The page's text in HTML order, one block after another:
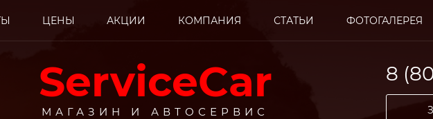
ЦЕНЫ АКЦИИ КОМПАНИЯ СТАТЬИ ФОТОГАЛЕРЕЯ
ServiceCar
МАГАЗИН И АВТОСЕРВИС
8